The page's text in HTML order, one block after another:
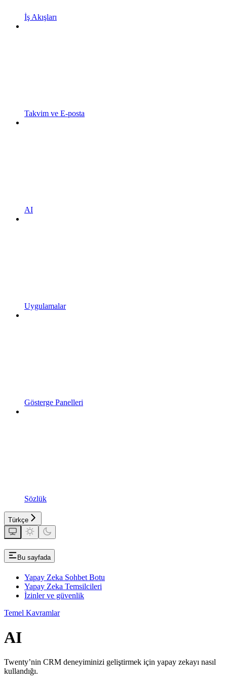
İş Akışları
Takvim ve E-posta
AI
Uygulamalar
Gösterge Panelleri
Sözlük
Türkçe
Bu sayfada
Yapay Zeka Sohbet Botu
Yapay Zeka Temsilcileri
İzinler ve güvenlik
Temel Kavramlar
AI
Twenty’nin CRM deneyiminizi geliştirmek için yapay zekayı nasıl
kullandığı.